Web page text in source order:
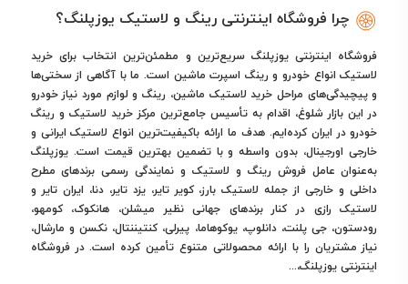
چرا فروشگاه اینترنتی رینگ و لاستیک یوزپلنگ؟
فروشگاه اینترنتی یوزپلنگ سریع‌ترین و مطمئن‌ترین انتخاب برای خرید
لاستیک انواع خودرو و رینگ اسپرت ماشین است. ما با آگاهی از سختی‌ها
و پیچیدگی‌های مراحل خرید لاستیک ماشین، رینگ و لوازم مورد نیاز خودرو
در این بازار شلوغ، اقدام به تأسیس جامع‌ترین مرکز خرید لاستیک و رینگ
خودرو در ایران کرده‌ایم. هدف ما ارائه باکیفیت‌ترین انواع لاستیک ایرانی و
خارجی اورجینال، بدون واسطه و با تضمین بهترین قیمت است. یوزپلنگ
به‌عنوان عامل فروش رینگ و لاستیک و نمایندگی رسمی برندهای مطرح
داخلی و خارجی از جمله لاستیک بارز، کویر تایر، یزد تایر، دنا، ایران تایر و
لاستیک رازی در کنار برندهای جهانی نظیر میشلن، هانکوک، کومهو،
رودستون، جی پلنت، دانلوپ، یوکوهاما، پیرلی، کنتیننتال، نکسن و مارشال،
نیاز مشتریان را با ارائه محصولاتی متنوع تأمین کرده است. در فروشگاه
اینترنتی یوزپلنگ،...